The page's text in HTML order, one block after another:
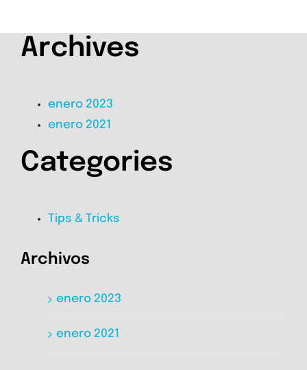
Archives
enero 2023
enero 2021
Categories
Tips & Tricks
Archivos
enero 2023
enero 2021